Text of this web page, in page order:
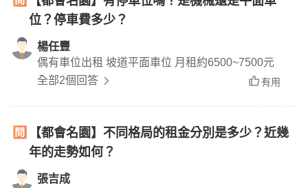
位？停車費多少？
楊任豐
偶有車位出租 坡道平面車位 月租約6500~7500元
全部2個回答
有用
【都會名園】不同格局的租金分別是多少？近幾
年的走勢如何？
張吉成